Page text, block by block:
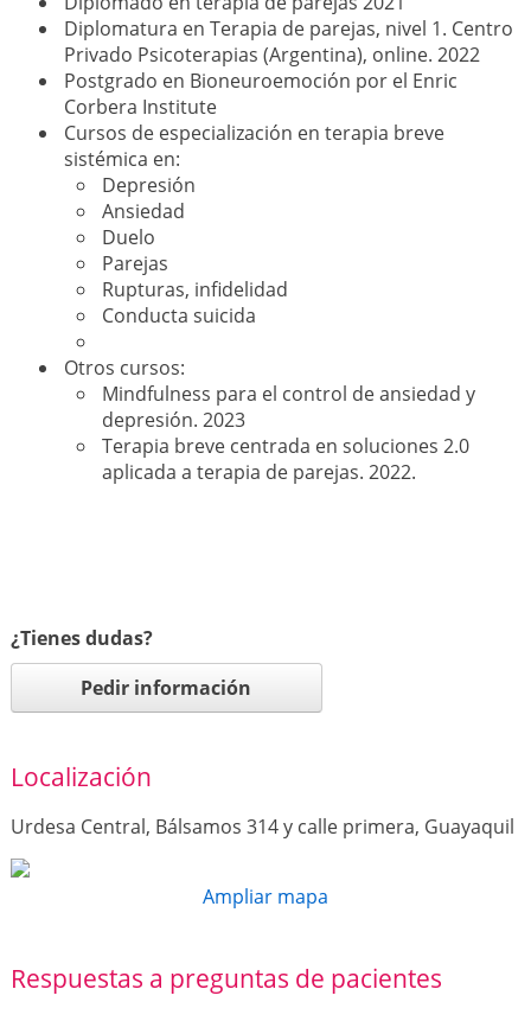
Diplomatura en Terapia de parejas, nivel 1. Centro
Privado Psicoterapias (Argentina), online. 2022
Postgrado en Bioneuroemoción por el Enric
Corbera Institute
Cursos de especialización en terapia breve
sistémica en:
Depresión
Ansiedad
Duelo
Parejas
Rupturas, infidelidad
Conducta suicida
Otros cursos:
Mindfulness para el control de ansiedad y
depresión. 2023
Terapia breve centrada en soluciones 2.0
aplicada a terapia de parejas. 2022.
¿Tienes dudas?
Pedir información
Localización
Urdesa Central, Bálsamos 314 y calle primera, Guayaquil
Ampliar mapa
Respuestas a preguntas de pacientes